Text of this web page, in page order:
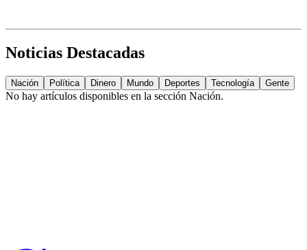
Noticias Destacadas
Nación Política Dinero Mundo Deportes Tecnología Gente
No hay artículos disponibles en la sección Nación.